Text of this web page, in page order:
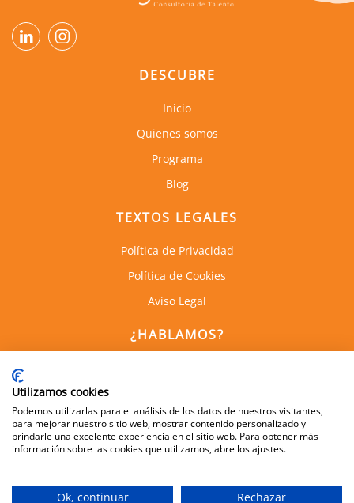
DESCUBRE
Inicio
Quienes somos
Programa
Blog
TEXTOS LEGALES
Política de Privacidad
Política de Cookies
Aviso Legal
¿HABLAMOS?
600 505 083
Utilizamos cookies
Podemos utilizarlas para el análisis de los datos de nuestros visitantes,
para mejorar nuestro sitio web, mostrar contenido personalizado y
brindarle una excelente experiencia en el sitio web. Para obtener más
información sobre las cookies que utilizamos, abre los ajustes.
Ok, continuar Rechazar